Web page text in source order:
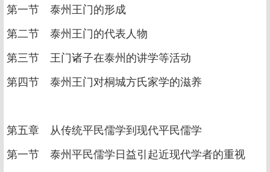
第一节 泰州王门的形成
第二节 泰州王门的代表人物
第三节 王门诸子在泰州的讲学等活动
第四节 泰州王门对桐城方氏家学的滋养
第五章 从传统平民儒学到现代平民儒学
第一节 泰州平民儒学日益引起近现代学者的重视